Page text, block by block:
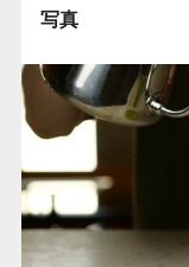
写真